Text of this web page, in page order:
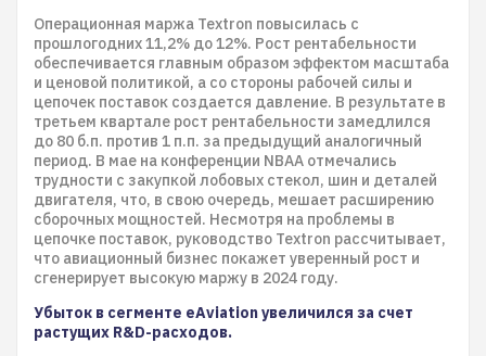
Операционная маржа Textron повысилась с
прошлогодних 11,2% до 12%. Рост рентабельности
обеспечивается главным образом эффектом масштаба
и ценовой политикой, а со стороны рабочей силы и
цепочек поставок создается давление. В результате в
третьем квартале рост рентабельности замедлился
до 80 б.п. против 1 п.п. за предыдущий аналогичный
период. В мае на конференции NBAA отмечались
трудности с закупкой лобовых стекол, шин и деталей
двигателя, что, в свою очередь, мешает расширению
сборочных мощностей. Несмотря на проблемы в
цепочке поставок, руководство Textron рассчитывает,
что авиационный бизнес покажет уверенный рост и
сгенерирует высокую маржу в 2024 году.
Убыток в сегменте eAviation увеличился за счет
растущих R&D-расходов.